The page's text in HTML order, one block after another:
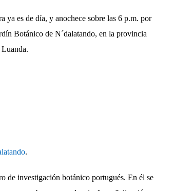
ya es de día, y anochece sobre las 6 p.m. por
Botánico de N´dalatando, en la provincia
Luanda.
.
de investigación botánico portugués. En él se